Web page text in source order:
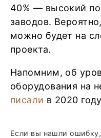
40% — высокий
заводов.
можно будет на
проекта.
Напомним, об
оборудования на
писали в 2020
Если вы нашли